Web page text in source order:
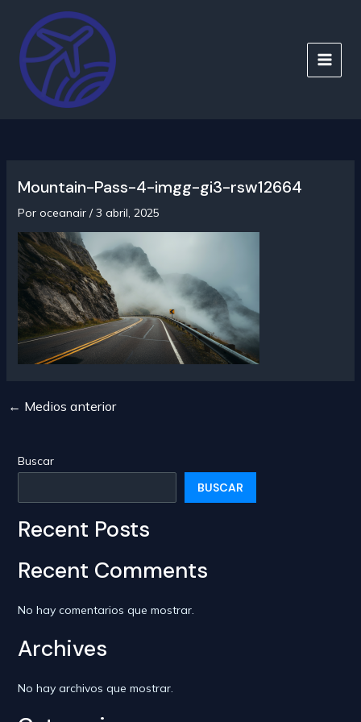
contenido
MAIN
Mountain-Pass-4-imgg-gi3-rsw12664
Por oceanair /3 abril, 2025
Navegación
← Medios anterior
Buscar
BUSCAR
Recent Posts
Recent Comments
No hay comentarios que mostrar.
Archives
No hay archivos que mostrar.